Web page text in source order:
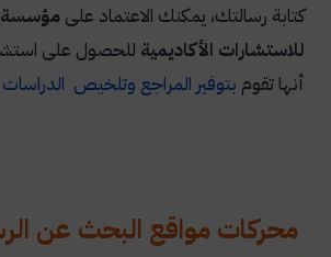
كتابة رسالتك، يمكنك الاعتماد علىمؤسسة
للاستشارات الأكاديمية للحصول على
أنها تقوم بتوفير المراجع وتلخيص الدراسات
محركات مواقع البحث عن